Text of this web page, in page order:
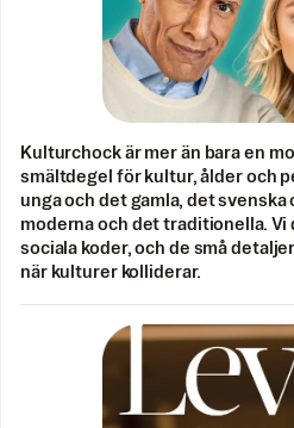
Kulturchock är mer än bara en
smältdegel för kultur, ålder och
unga och det gamla, det
moderna och det traditionella. Vi
sociala koder, och de små
när kulturer kolliderar.